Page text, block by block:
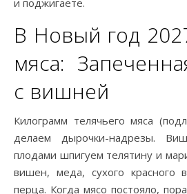
и поджигаете.
В Новый год
мяса:
с вишней
Килограмм телячьего мяса
делаем дырочки-надрезы.
плодами шпигуем телятину и
вишен, меда, сухого красного
перца. Когда мясо постояло,